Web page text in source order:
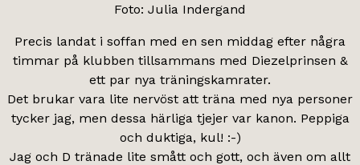
Foto: Julia Indergand
Precis landat i soffan med en sen middag efter några
timmar på klubben tillsammans med Diezelprinsen &
ett par nya träningskamrater.
Det brukar vara lite nervöst att träna med nya personer
tycker jag, men dessa härliga tjejer var kanon. Peppiga
och duktiga, kul! :-)
Jag och D tränade lite smått och gott, och även om allt